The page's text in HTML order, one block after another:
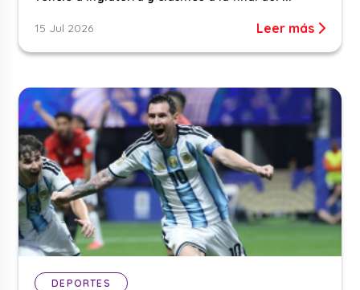
15 Jul 2026 Leer más
DEPORTES